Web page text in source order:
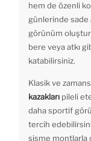
hem de özenli
günlerinde sade
görünüm
bere veya atkı
katabilirsiniz.
Klasik ve
kazakları pileli
daha sportif
tercih
şişme montlarla